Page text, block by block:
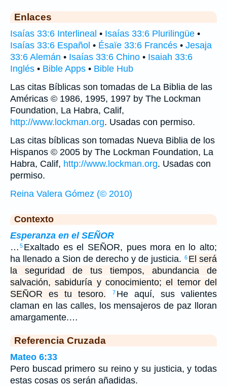
Enlaces
Isaías 33:6 Interlineal • Isaías 33:6 Plurilingüe •
Isaías 33:6 Español • Ésaïe 33:6 Francés • Jesaja
33:6 Alemán • Isaías 33:6 Chino • Isaiah 33:6
Inglés • Bible Apps • Bible Hub
Las citas Bíblicas son tomadas de La Biblia de las
Américas © 1986, 1995, 1997 by The Lockman
Foundation, La Habra, Calif,
http://www.lockman.org. Usadas con permiso.
Las citas bíblicas son tomadas Nueva Biblia de los
Hispanos © 2005 by The Lockman Foundation, La
Habra, Calif, http://www.lockman.org. Usadas con
permiso.
Reina Valera Gómez (© 2010)
Contexto
Esperanza en el SEÑOR
… 5 Exaltado es el SEÑOR, pues mora en lo alto;
ha llenado a Sion de derecho y de justicia. 6 El será
la seguridad de tus tiempos, abundancia de
salvación, sabiduría y conocimiento; el temor del
SEÑOR es tu tesoro.
7 He aquí, sus valientes
claman en las calles, los mensajeros de paz lloran
amargamente.…
Referencia Cruzada
Mateo 6:33
Pero buscad primero su reino y su justicia, y todas
estas cosas os serán añadidas.